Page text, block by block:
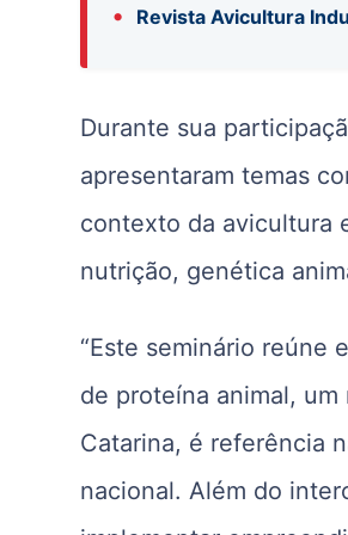
• Revista Avicultura
Durante sua
apresentaram temas
contexto da avicultura
nutrição, genética
“Este seminário reúne
de proteína animal, um
Catarina, é referência
nacional. Além do